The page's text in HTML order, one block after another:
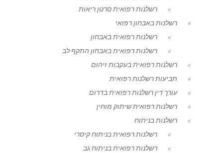
רשלנות רפואית סרטן ריאות
רשלנות באבחון רפואי
רשלנות רפואית באבחון
רשלנות רפואית באבחון התקף לב
רשלנות רפואית בעקבות זיהום
תביעות רשלנות רפואית
עורך דין רשלנות רפואית בדרום
רשלנות רפואית שיתוק מוחין
רשלנות בניתוח
רשלנות רפואית בניתוח קיסרי
רשלנות רפואית בניתוח גב